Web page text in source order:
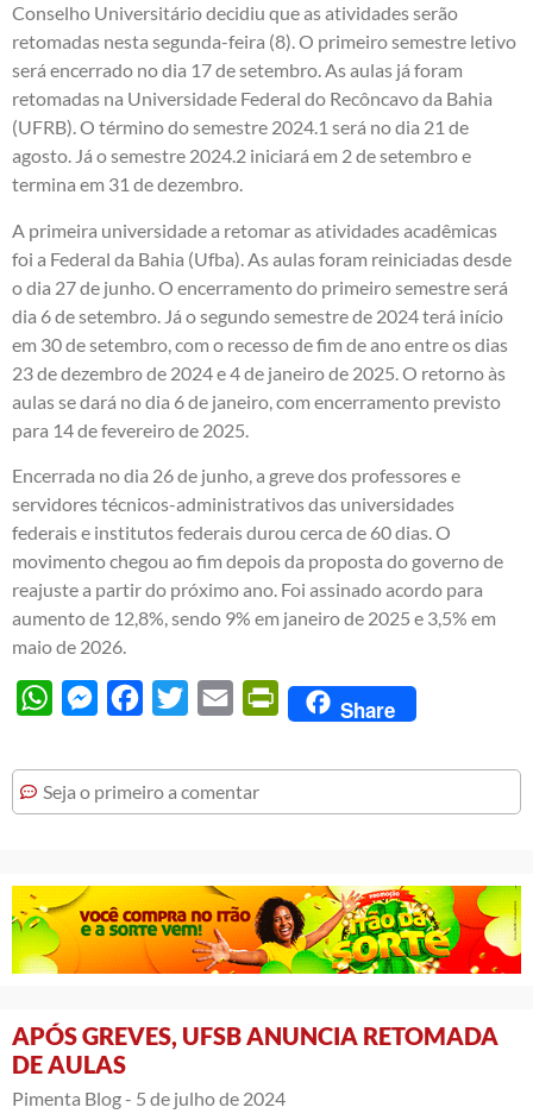
Conselho Universitário decidiu que as atividades serão
retomadas nesta segunda-feira (8). O primeiro semestre letivo
será encerrado no dia 17 de setembro. As aulas já foram
retomadas na Universidade Federal do Recôncavo da Bahia
(UFRB). O término do semestre 2024.1 será no dia 21 de
agosto. Já o semestre 2024.2 iniciará em 2 de setembro e
termina em 31 de dezembro.
A primeira universidade a retomar as atividades acadêmicas
foi a Federal da Bahia (Ufba). As aulas foram reiniciadas desde
o dia 27 de junho. O encerramento do primeiro semestre será
dia 6 de setembro. Já o segundo semestre de 2024 terá início
em 30 de setembro, com o recesso de fim de ano entre os dias
23 de dezembro de 2024 e 4 de janeiro de 2025. O retorno às
aulas se dará no dia 6 de janeiro, com encerramento previsto
para 14 de fevereiro de 2025.
Encerrada no dia 26 de junho, a greve dos professores e
servidores técnicos-administrativos das universidades
federais e institutos federais durou cerca de 60 dias. O
movimento chegou ao fim depois da proposta do governo de
reajuste a partir do próximo ano. Foi assinado acordo para
aumento de 12,8%, sendo 9% em janeiro de 2025 e 3,5% em
maio de 2026.
WhatsAppMessengerFacebook
Twitter Email PrintFriendly
Share
Seja o primeiro a comentar
APÓS GREVES, UFSB ANUNCIA RETOMADA
DE AULAS
Pimenta Blog - 5 de julho de 2024